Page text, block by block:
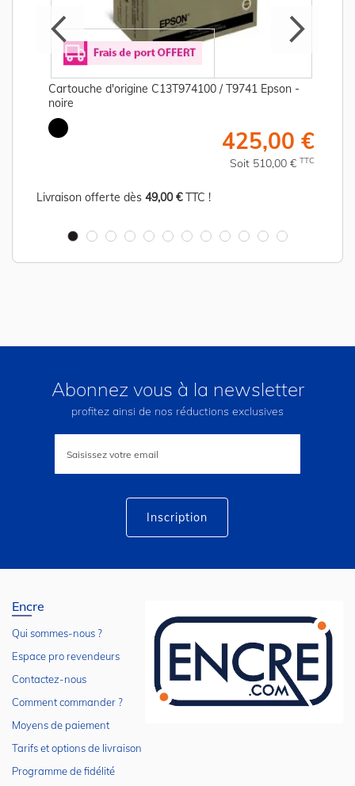
Cartouche d'origine C13T974100 / T9741 Epson -
noire
425,00 €
Soit 510,00 € TTC
Livraison offerte dès 49,00 €TTC !
Abonnez vous à la newsletter
profitez ainsi de nos réductions exclusives
lettre
Inscription
Encre
Qui sommes-nous ?
Espace pro revendeurs
Contactez-nous
Comment commander ?
Moyens de paiement
Tarifs et options de livraison
Programme de fidélité